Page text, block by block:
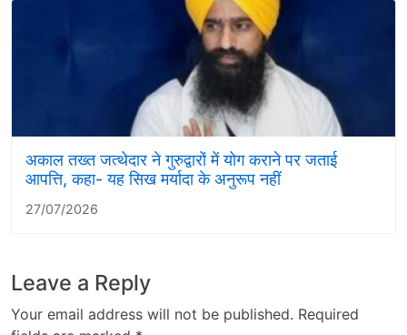
अकाल तख्त जत्थेदार ने गुरुद्वारों में योग कराने पर जताई
आपत्ति, कहा- यह सिख मर्यादा के अनुरूप नहीं
27/07/2026
Leave a Reply
Your email address will not be published. Required